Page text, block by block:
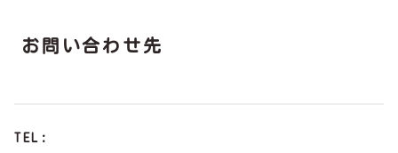
お問い合わせ先
TEL: